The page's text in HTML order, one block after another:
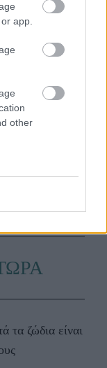
app.
other
της
το 2026
google
γύρω από
την
τα ζώδια είναι